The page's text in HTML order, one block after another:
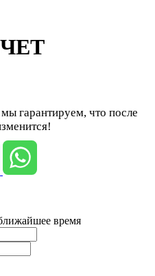
гарантируем, что после
время